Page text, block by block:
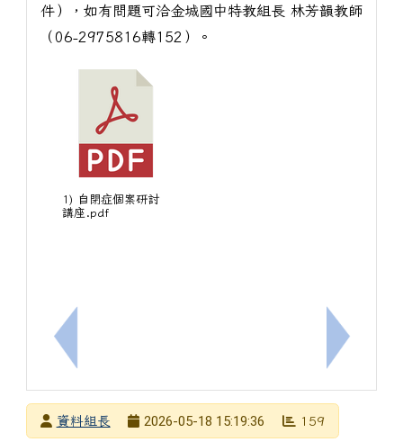
上一筆：轉知~臺師大執行國科會補助完成「正向行
件），如有問題可洽金城國中特教組長 林芳韻教師
（06-2975816轉152）。
1) 自閉症個案研討
講座.pdf
下一筆：
發布者資料組長
2026-05-18 15:19:36 159